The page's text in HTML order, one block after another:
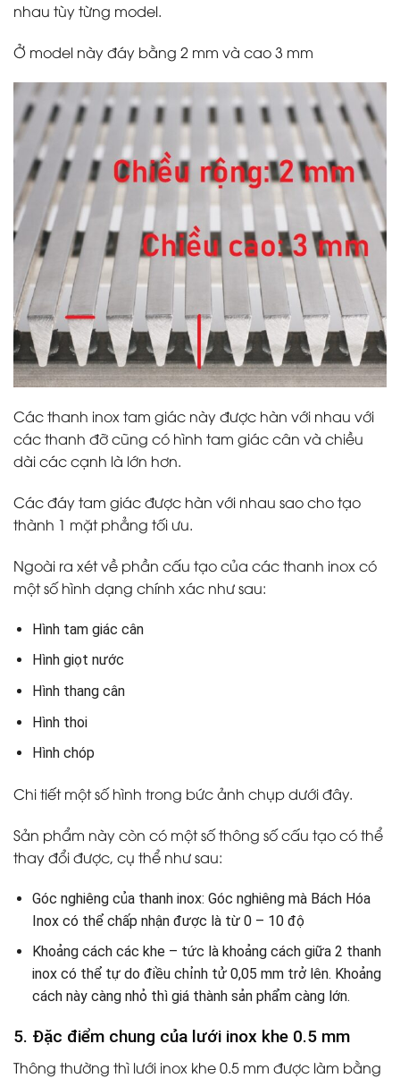
nhau tùy từng model.
Ở model này đáy bằng 2 mm và cao 3 mm
Các thanh inox tam giác này được hàn với nhau với
các thanh đỡ cũng có hình tam giác cân và chiều
dài các cạnh là lớn hơn.
Các đáy tam giác được hàn với nhau sao cho tạo
thành 1 mặt phẳng tối ưu.
Ngoài ra xét về phần cấu tạo của các thanh inox có
một số hình dạng chính xác như sau:
Hình tam giác cân
Hình giọt nước
Hình thang cân
Hình thoi
Hình chóp
Chi tiết một số hình trong bức ảnh chụp dưới đây.
Sản phẩm này còn có một số thông số cấu tạo có thể
thay đổi được, cụ thể như sau:
Góc nghiêng của thanh inox: Góc nghiêng mà Bách Hóa
Inox có thể chấp nhận được là từ 0 – 10 độ
Khoảng cách các khe – tức là khoảng cách giữa 2 thanh
inox có thể tự do điều chỉnh tử 0,05 mm trở lên. Khoảng
cách này càng nhỏ thì giá thành sản phẩm càng lớn.
5. Đặc điểm chung của lưới inox khe 0.5 mm
Thông thường thì lưới inox khe 0.5 mm được làm bằng